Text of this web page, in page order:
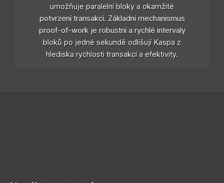
umožňuje paralelní bloky a okamžité
potvrzení transakcí. Základní mechanismus
proof-of-work je robustní a rychlé intervaly
bloků po jedné sekundě odlišují Kaspa z
hlediska rychlosti transakcí a efektivity.